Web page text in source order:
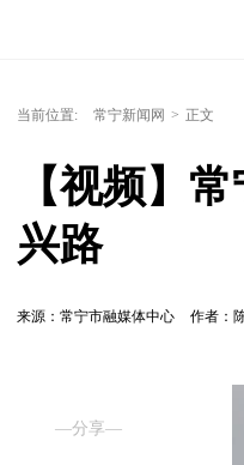
当前位置: 常宁新闻网 > 正文
【视频】
兴路
来源：常宁市融媒体中心 作者：
—分享—